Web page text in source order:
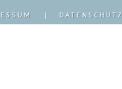
DATENSCHUTZ